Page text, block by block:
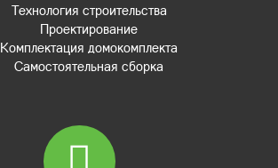
Технология строительства
Проектирование
Комплектация домокомплекта
Самостоятельная сборка